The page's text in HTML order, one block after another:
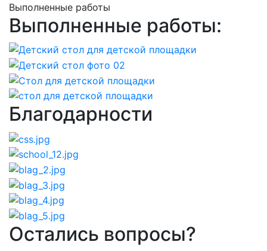
Выполненные работы
Выполненные работы:
Благодарности
Остались вопросы?